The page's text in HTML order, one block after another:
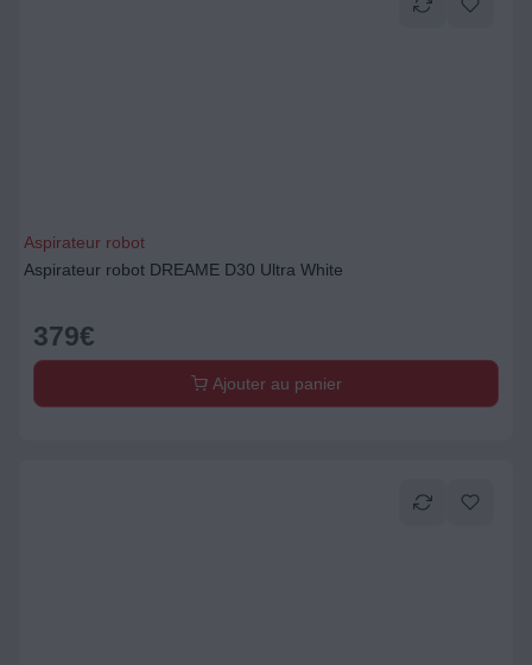
Aspirateur robot
Aspirateur robot DREAME D30 Ultra White
379€
Ajouter au panier